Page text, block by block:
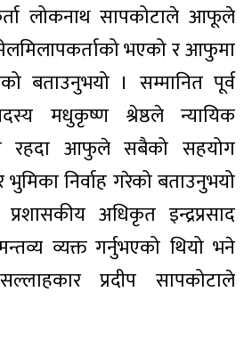
लोकनाथ सापकोटाले आफूले
भएको र आफुमा
बताउनुभयो । सम्मानित पूर्व
मधुकृष्ण श्रेष्ठले न्यायिक
रहदा आफुले सबैको सहयोग
भुमिका निर्वाह गरेको बताउनुभयो
प्रशासकीय अधिकृत इन्द्रप्रसाद
व्यक्त गर्नुभएको थियो भने
प्रदीप सापकोटाले